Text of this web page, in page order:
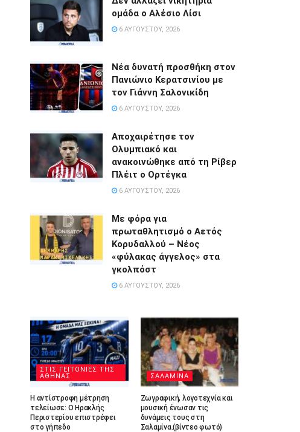
ομάδα ο Αλέσιο Λίσι
6 ΑΥΓΟΎΣΤΟΥ, 2026
Νέα δυνατή προσθήκη στον
Πανιώνιο Κερατσινίου με
τον Γιάννη Σαλονικίδη
6 ΑΥΓΟΎΣΤΟΥ, 2026
Αποχαιρέτησε τον
Ολυμπιακό και
ανακοινώθηκε από τη Ρίβερ
Πλέιτ ο Ορτέγκα
6 ΑΥΓΟΎΣΤΟΥ, 2026
Με φόρα για
πρωταθλητισμό ο Αετός
Κορυδαλλού – Νέος
«φύλακας άγγελος» στα
γκολπόστ
6 ΑΥΓΟΎΣΤΟΥ, 2026
ΣΤΙΣ ΓΕΙΤΟΝΙΕΣ ΤΗΣ
ΑΘΗΝΑΣ
Η αντίστροφη μέτρηση
τελείωσε: Ο Ηρακλής
Περιστερίου επιστρέφει
στο γήπεδο
ΣΑΛΑΜΙΝΑ
Ζωγραφική, λογοτεχνία και
μουσική ένωσαν τις
δυνάμεις τους στη
Σαλαμίνα.(βίντεο φωτό)